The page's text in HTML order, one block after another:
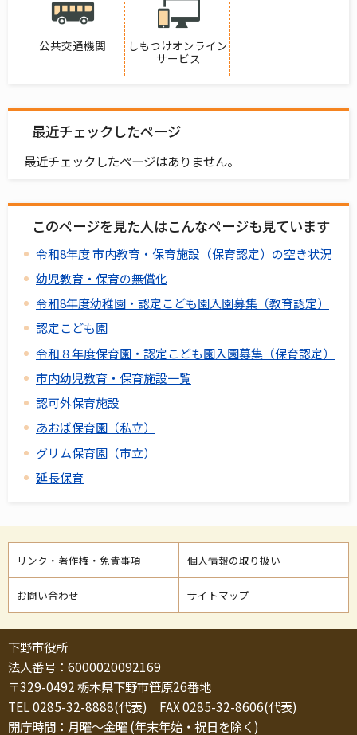
公共交通機関
しもつけオンライン
サービス
最近チェックしたページ
最近チェックしたページはありません。
このページを見た人はこんなページも見ています
令和8年度 市内教育・保育施設（保育認定）の空き状況
幼児教育・保育の無償化
令和8年度幼稚園・認定こども園入園募集（教育認定）
認定こども園
令和８年度保育園・認定こども園入園募集（保育認定）
市内幼児教育・保育施設一覧
認可外保育施設
あおば保育園（私立）
グリム保育園（市立）
延長保育
リンク・著作権・免責事項 個人情報の取り扱い
お問い合わせ サイトマップ
下野市役所
法人番号：6000020092169
〒329-0492 栃木県下野市笹原26番地
TEL 0285-32-8888(代表) FAX 0285-32-8606(代表)
開庁時間：月曜～金曜 (年末年始・祝日を除く)